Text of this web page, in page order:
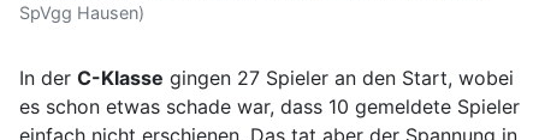
SpVgg Hausen)
In der C-Klasse gingen 27 Spieler an den Start, wobei
es schon etwas schade war, dass 10 gemeldete Spieler